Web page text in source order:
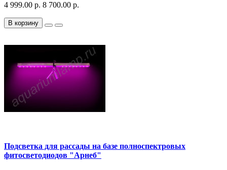
4 999.00 р. 8 700.00 р.
В корзину
Подсветка для рассады на базе полноспектровых
фитосветодиодов "Арнеб"